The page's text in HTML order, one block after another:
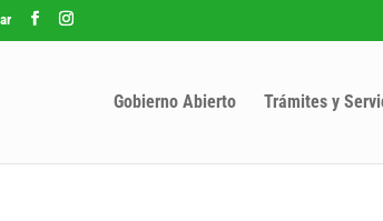
Gobierno Abierto Trámites y